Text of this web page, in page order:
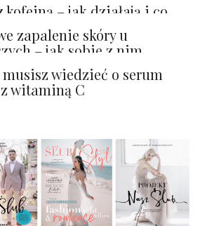
kofeiną – jak działają i co
dają
zapalenie skóry u
– jak sobie z nim
poradzić?
musisz wiedzieć o serum
z witaminą C